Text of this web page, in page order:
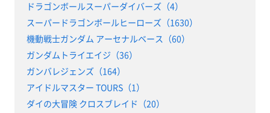
ドラゴンボールスーパーダイバーズ（4）
スーパードラゴンボールヒーローズ（1630）
機動戦士ガンダム アーセナルベース（60）
ガンダムトライエイジ（36）
ガンバレジェンズ（164）
アイドルマスター TOURS（1）
ダイの大冒険 クロスブレイド（20）